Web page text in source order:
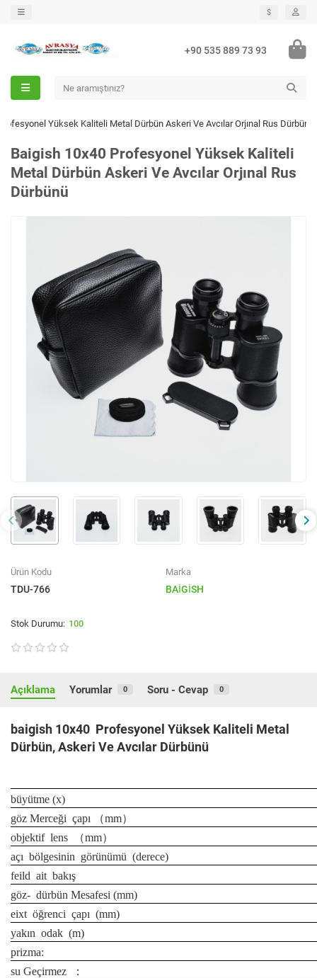
$
+90 535 889 73 93
Yüksek Kaliteli Metal Dürbün Askeri Ve Avcılar Orjınal Rus Dürbünü
Baigish 10x40 Profesyonel Yüksek Kaliteli
Metal Dürbün Askeri Ve Avcılar Orjınal Rus
Dürbünü
Ürün Kodu
TDU-766
Marka
BAİGİSH
100
Açıklama Yorumlar 0 Soru - Cevap 0
baigish 10x40 Profesyonel Yüksek Kaliteli Metal
Dürbün, Askeri Ve Avcılar Dürbünü
büyütme (x)
göz Merceği çapı （mm）
objektif lens
（mm）
açı bölgesinin görünümü (derece)
feild ait bakış
göz- dürbün Mesafesi (mm)
eixt öğrenci çapı (mm)
yakın odak (m)
prizma:
su Geçirmez
：